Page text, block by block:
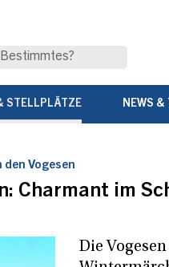
STELLPLÄTZE NEWS &
den Vogesen
Charmant im
Die